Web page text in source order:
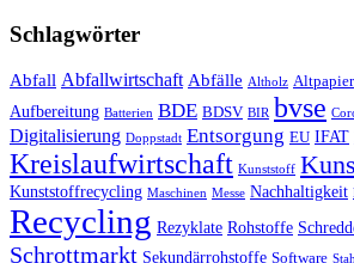
Schlagwörter
Abfall Abfallwirtschaft Abfälle Altholz Altpapier
Aufbereitung Batterien BDE BDSV BIR bvse
Digitalisierung Doppstadt Entsorgung EU IFAT
Kreislaufwirtschaft Kunststoff
Kunststoffrecycling Maschinen Messe Nachhaltigkeit
Recycling Rezyklate Rohstoffe
Schrottmarkt Sekundärrohstoffe Software